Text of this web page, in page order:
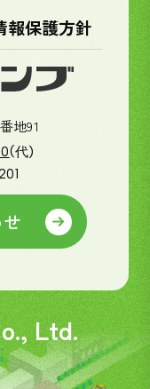
報保護方針
地91
(代)
Ltd.